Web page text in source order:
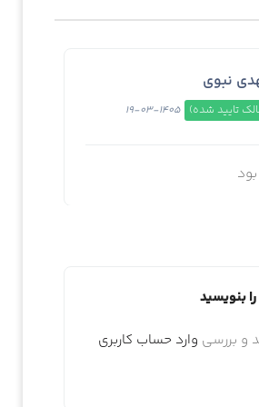
نبوی
تایید شده) 1405-03-19
بنویسید
و بررسی وارد حساب کاربری